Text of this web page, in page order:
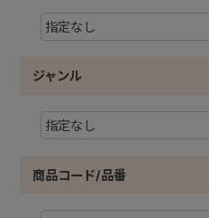
ジャンル
商品コード/品番